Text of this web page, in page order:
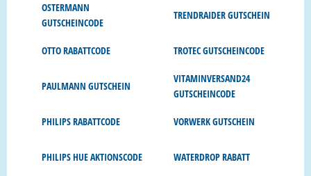
OSTERMANN
GUTSCHEINCODE
OTTO RABATTCODE
PAULMANN GUTSCHEIN
PHILIPS RABATTCODE
PHILIPS HUE AKTIONSCODE
TRENDRAIDER GUTSCHEIN
TROTEC GUTSCHEINCODE
VITAMINVERSAND24
GUTSCHEINCODE
VORWERK GUTSCHEIN
WATERDROP RABATT